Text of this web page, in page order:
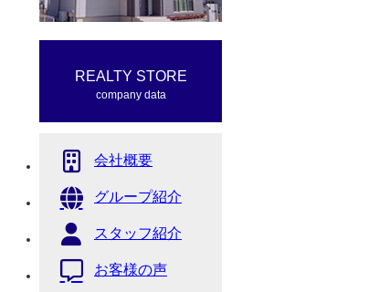
REALTY STORE
company data
会社概要
グループ紹介
スタッフ紹介
お客様の声